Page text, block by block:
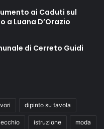
ai Caduti sul
Luana D’Orazio
di Cerreto Guidi
dipinto su tavola
istruzione moda